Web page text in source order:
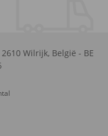
2610 Wilrijk, België - BE